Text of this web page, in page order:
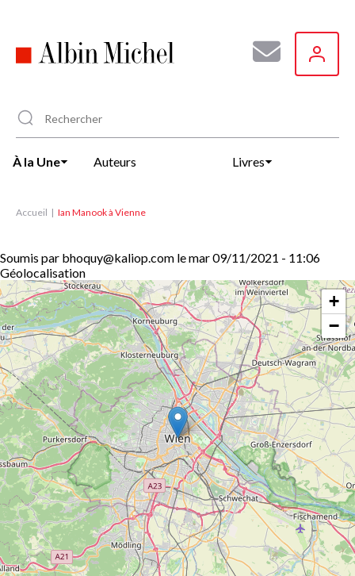
principal
À la Une Auteurs Livres
Accueil Ian Manook à Vienne
Soumis par bhoquy@kaliop.com lemar 09/11/2021 - 11:06
Géolocalisation
+
−